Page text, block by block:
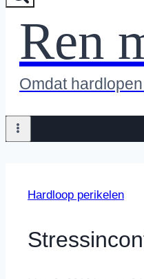
Ren
Omdat
Hardloop perikelen